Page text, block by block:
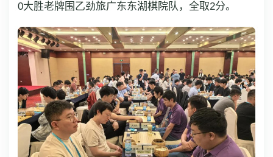
0大胜老牌围乙劲旅广东东湖棋院队，全取2分。